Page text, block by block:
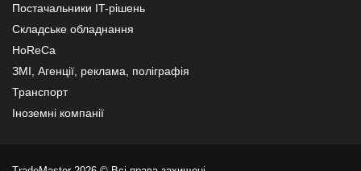
Постачальники IT-рішень
Складське обладнання
HoReCa
ЗМІ, Агенції, реклама, поліграфія
Транспорт
Іноземні компанії